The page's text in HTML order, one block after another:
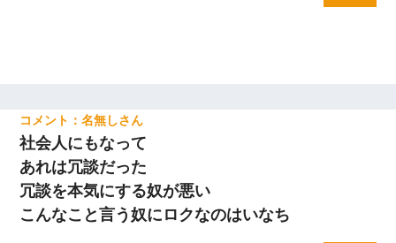
名無し
社会人にもなって
あれは冗談だった
冗談を本気にする奴が悪い
こんなこと言う奴にロクなのはいなち